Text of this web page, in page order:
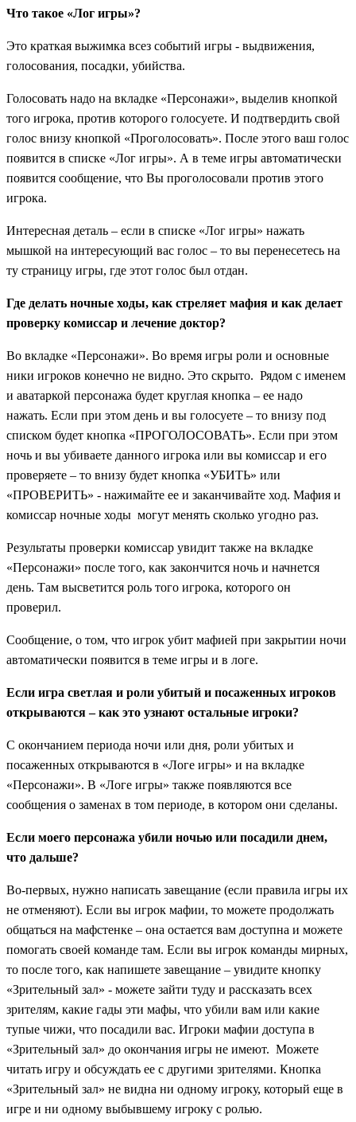
Что такое «Лог игры»?
Это краткая выжимка всез событий игры - выдвижения,
голосования, посадки, убийства.
Голосовать надо на вкладке «Персонажи», выделив кнопкой
того игрока, против которого голосуете. И подтвердить свой
голос внизу кнопкой «Проголосовать». После этого ваш голос
появится в списке «Лог игры». А в теме игры автоматически
появится сообщение, что Вы проголосовали против этого
игрока.
Интересная деталь – если в списке «Лог игры» нажать
мышкой на интересующий вас голос – то вы перенесетесь на
ту страницу игры, где этот голос был отдан.
Где делать ночные ходы, как стреляет мафия и как делает
проверку комиссар и лечение доктор?
Во вкладке «Персонажи». Во время игры роли и основные
ники игроков конечно не видно. Это скрыто. Рядом с именем
и аватаркой персонажа будет круглая кнопка – ее надо
нажать. Если при этом день и вы голосуете – то внизу под
списком будет кнопка «ПРОГОЛОСОВАТЬ». Если при этом
ночь и вы убиваете данного игрока или вы комиссар и его
проверяете – то внизу будет кнопка «УБИТЬ» или
«ПРОВЕРИТЬ» - нажимайте ее и заканчивайте ход. Мафия и
комиссар ночные ходы могут менять сколько угодно раз.
Результаты проверки комиссар увидит также на вкладке
«Персонажи» после того, как закончится ночь и начнется
день. Там высветится роль того игрока, которого он
проверил.
Сообщение, о том, что игрок убит мафией при закрытии ночи
автоматически появится в теме игры и в логе.
Если игра светлая и роли убитый и посаженных игроков
открываются – как это узнают остальные игроки?
С окончанием периода ночи или дня, роли убитых и
посаженных открываются в «Логе игры» и на вкладке
«Персонажи». В «Логе игры» также появляются все
сообщения о заменах в том периоде, в котором они сделаны.
Если моего персонажа убили ночью или посадили днем,
что дальше?
Во-первых, нужно написать завещание (если правила игры их
не отменяют). Если вы игрок мафии, то можете продолжать
общаться на мафстенке – она остается вам доступна и можете
помогать своей команде там. Если вы игрок команды мирных,
то после того, как напишете завещание – увидите кнопку
«Зрительный зал» - можете зайти туду и рассказать всех
зрителям, какие гады эти мафы, что убили вам или какие
тупые чижи, что посадили вас. Игроки мафии доступа в
«Зрительный зал» до окончания игры не имеют. Можете
читать игру и обсуждать ее с другими зрителями. Кнопка
«Зрительный зал» не видна ни одному игроку, который еще в
игре и ни одному выбывшему игроку с ролью.